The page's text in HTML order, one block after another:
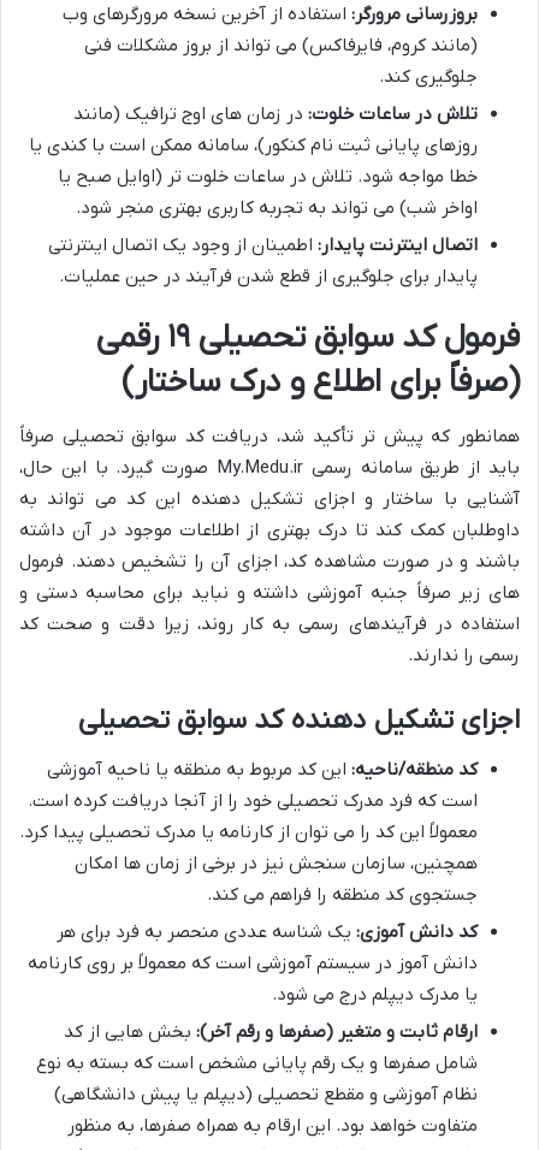
بروزرسانی مرورگر: استفاده از آخرین نسخه مرورگرهای وب
(مانند کروم، فایرفاکس) می تواند از بروز مشکلات فنی
جلوگیری کند.
تلاش در ساعات خلوت: در زمان های اوج ترافیک (مانند
روزهای پایانی ثبت نام کنکور)، سامانه ممکن است با کندی یا
خطا مواجه شود. تلاش در ساعات خلوت تر (اوایل صبح یا
اواخر شب) می تواند به تجربه کاربری بهتری منجر شود.
اتصال اینترنت پایدار: اطمینان از وجود یک اتصال اینترنتی
پایدار برای جلوگیری از قطع شدن فرآیند در حین عملیات.
فرمول کد سوابق تحصیلی ۱۹ رقمی
(صرفاً برای اطلاع و درک ساختار)
همانطور که پیش تر تأکید شد، دریافت کد سوابق تحصیلی صرفاً
باید از طریق سامانه رسمی My.Medu.ir صورت گیرد. با این حال،
آشنایی با ساختار و اجزای تشکیل دهنده این کد می تواند به
داوطلبان کمک کند تا درک بهتری از اطلاعات موجود در آن داشته
باشند و در صورت مشاهده کد، اجزای آن را تشخیص دهند. فرمول
های زیر صرفاً جنبه آموزشی داشته و نباید برای محاسبه دستی و
استفاده در فرآیندهای رسمی به کار روند، زیرا دقت و صحت کد
رسمی را ندارند.
اجزای تشکیل دهنده کد سوابق تحصیلی
کد منطقه/ناحیه: این کد مربوط به منطقه یا ناحیه آموزشی
است که فرد مدرک تحصیلی خود را از آنجا دریافت کرده است.
معمولاً این کد را می توان از کارنامه یا مدرک تحصیلی پیدا کرد.
همچنین، سازمان سنجش نیز در برخی از زمان ها امکان
جستجوی کد منطقه را فراهم می کند.
کد دانش آموزی: یک شناسه عددی منحصر به فرد برای هر
دانش آموز در سیستم آموزشی است که معمولاً بر روی کارنامه
یا مدرک دیپلم درج می شود.
ارقام ثابت و متغیر (صفرها و رقم آخر): بخش هایی از کد
شامل صفرها و یک رقم پایانی مشخص است که بسته به نوع
نظام آموزشی و مقطع تحصیلی (دیپلم یا پیش دانشگاهی)
متفاوت خواهد بود. این ارقام به همراه صفرها، به منظور